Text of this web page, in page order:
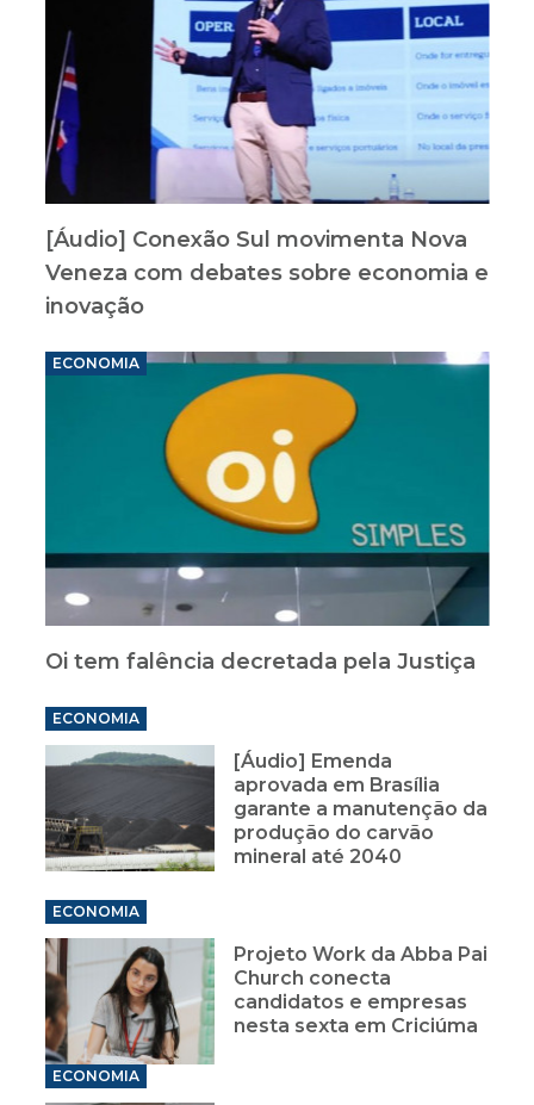
[Áudio] Conexão Sul movimenta Nova
Veneza com debates sobre economia e
inovação
ECONOMIA
Oi tem falência decretada pela Justiça
ECONOMIA
[Áudio] Emenda
aprovada em Brasília
garante a manutenção da
produção do carvão
mineral até 2040
ECONOMIA
Projeto Work da Abba Pai
Church conecta
candidatos e empresas
nesta sexta em Criciúma
ECONOMIA